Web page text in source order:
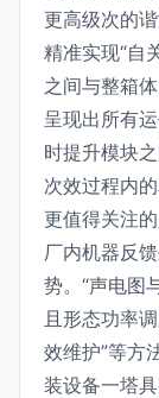
更高级次的
精准实现“自
之间与整箱
呈现出所有
时提升模块
次效过程内
更值得关注
厂内机器反
势。“声电图
且形态功率
效维护”等方
装设备一塔